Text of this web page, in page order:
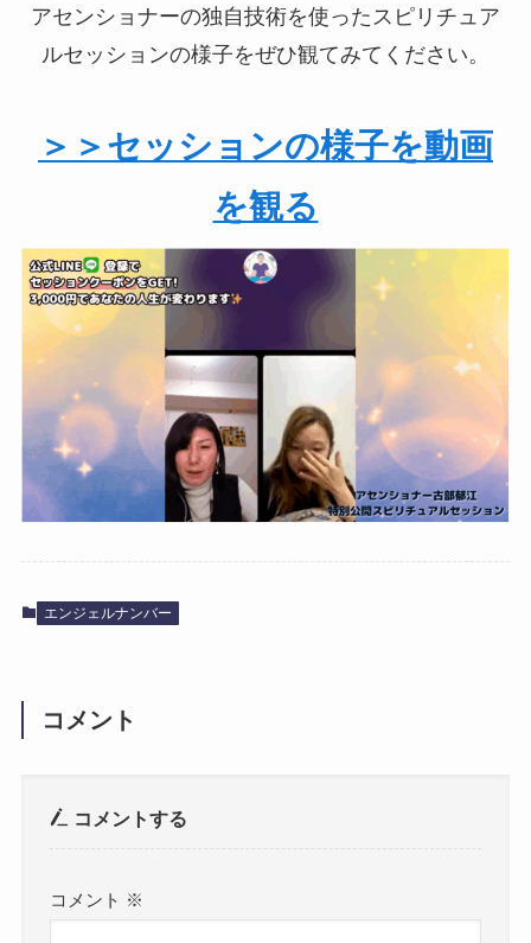
アセンショナーの独自技術を使ったスピリチュア
ルセッションの様子をぜひ観てみてください。
＞＞セッションの様子を動画
を観る
エンジェルナンバー
コメント
コメントする
コメント ※